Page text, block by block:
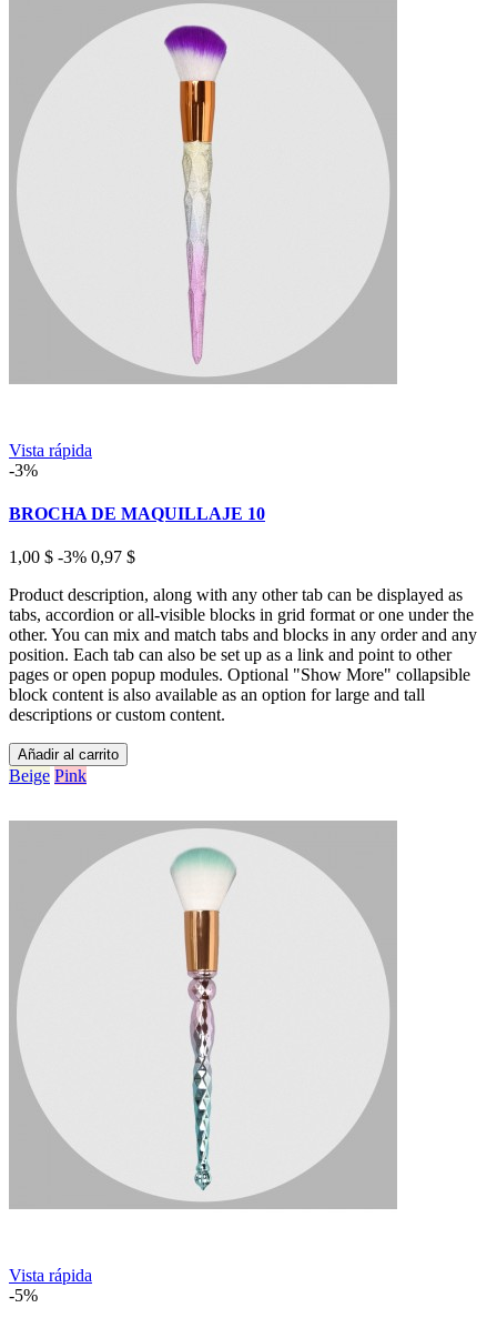
Vista rápida
-3%
BROCHA DE MAQUILLAJE 10
1,00 $ -3% 0,97 $
Product description, along with any other tab can be displayed as
tabs, accordion or all-visible blocks in grid format or one under the
other. You can mix and match tabs and blocks in any order and any
position. Each tab can also be set up as a link and point to other
pages or open popup modules. Optional "Show More" collapsible
block content is also available as an option for large and tall
descriptions or custom content.
Añadir al carrito
Beige Pink
Vista rápida
-5%